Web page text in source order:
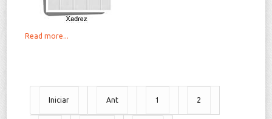
Read more...
Iniciar Ant 1 2